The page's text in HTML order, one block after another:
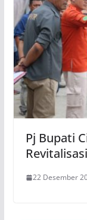
Pj Bupati
22 Desember